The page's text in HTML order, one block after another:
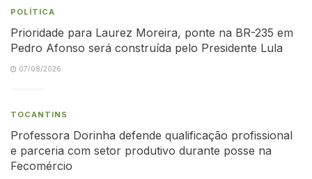
POLÍTICA
Prioridade para Laurez Moreira, ponte na BR-235 em
Pedro Afonso será construída pelo Presidente Lula
07/08/2026
TOCANTINS
Professora Dorinha defende qualificação profissional
e parceria com setor produtivo durante posse na
Fecomércio